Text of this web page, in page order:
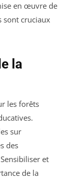
en œuvre de
sont cruciaux
la
les forêts
sur
des
et
de la